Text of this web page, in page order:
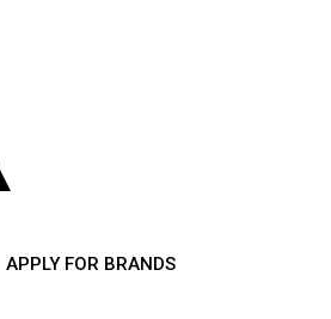
APPLY FOR BRANDS